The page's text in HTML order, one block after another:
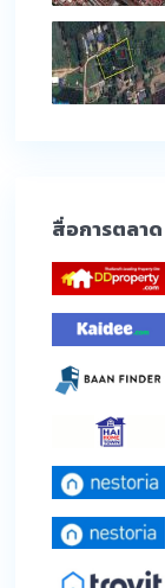
สื่อการตลาด